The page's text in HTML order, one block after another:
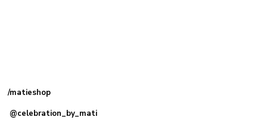
/matieshop
@celebration_by_mati